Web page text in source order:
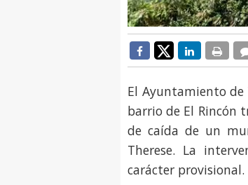
El Ayuntamiento de
barrio de El Rincón
de caída de un
Therese. La
carácter provisional.